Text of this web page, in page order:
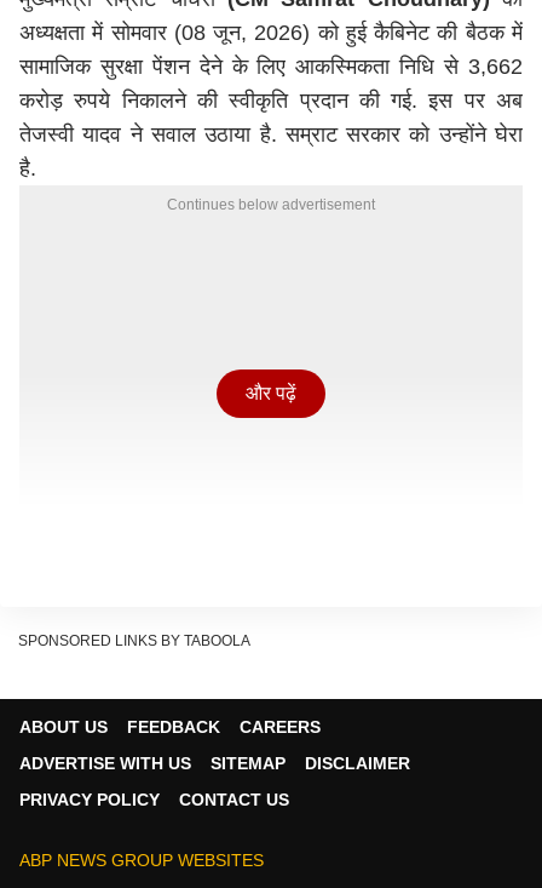
अध्यक्षता में सोमवार (08 जून, 2026) को हुई कैबिनेट की बैठक में
सामाजिक सुरक्षा पेंशन देने के लिए आकस्मिकता निधि से 3,662
करोड़ रुपये निकालने की स्वीकृति प्रदान की गई. इस पर अब
तेजस्वी यादव ने सवाल उठाया है. सम्राट सरकार को उन्होंने घेरा
है.
Continues below advertisement
निर्णयों से वित्तीय आपातकाल की स्थिति उत्पन्न होने वाली है?
और पढ़ें
SPONSORED LINKS BY TABOOLA
ABOUT US FEEDBACK
CAREERS
ADVERTISE WITH US
SITEMAP
DISCLAIMER
PRIVACY POLICY
CONTACT US
ABP NEWS GROUP WEBSITES